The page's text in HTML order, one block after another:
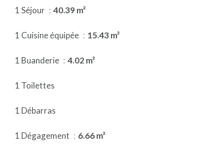
1 Séjour 40.39 m²
1 Cuisine équipée 15.43 m²
1 Buanderie 4.02 m²
1 Toilettes
1 Débarras
1 Dégagement 6.66 m²